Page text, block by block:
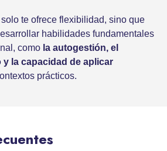
te ofrece flexibilidad, sino que
habilidades fundamentales
como la autogestión, el
la capacidad de aplicar
prácticos.